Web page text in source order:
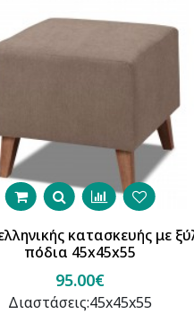
κατασκευής με
πόδια 45x45x55
95.00€
Διαστάσεις:45x45x55